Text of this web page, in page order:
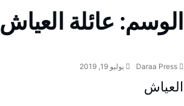
الوسم: عائلة العياش
يوليو 19, 2019
العياش